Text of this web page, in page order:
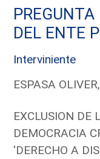
DEL ENTE
Interviniente
ESPASA
EXCLUSION DE
DEMOCRACIA
'DERECHO A